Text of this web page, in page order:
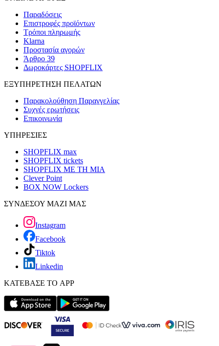
Παραδόσεις
Επιστροφές προϊόντων
Τρόποι πληρωμής
Klarna
Προστασία αγορών
Άρθρο 39
Δωροκάρτες SHOPFLIX
ΕΞΥΠΗΡΕΤΗΣΗ ΠΕΛΑΤΩΝ
Παρακολούθηση Παραγγελίας
Συχνές ερωτήσεις
Επικοινωνία
ΥΠΗΡΕΣΙΕΣ
SHOPFLIX max
SHOPFLIX tickets
SHOPFLIX ΜΕ ΤΗ ΜΙΑ
Clever Point
BOX NOW Lockers
ΣΥΝΔΕΣΟΥ ΜΑΖΙ ΜΑΣ
Instagram
Facebook
Tiktok
Linkedin
ΚΑΤΕΒΑΣΕ ΤΟ APP